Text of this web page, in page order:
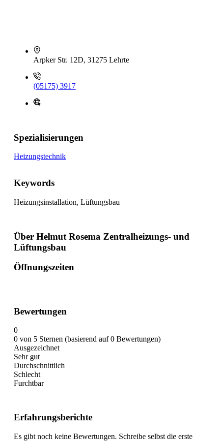
Arpker Str. 12D, 31275 Lehrte
(05175) 3917
Spezialisierungen
Heizungstechnik
Keywords
Heizungsinstallation, Lüftungsbau
Über Helmut Rosema Zentralheizungs- und
Lüftungsbau
Öffnungszeiten
Bewertungen
0
0 von 5 Sternen (basierend auf 0 Bewertungen)
Ausgezeichnet
Sehr gut
Durchschnittlich
Schlecht
Furchtbar
Erfahrungsberichte
Es gibt noch keine Bewertungen. Schreibe selbst die erste